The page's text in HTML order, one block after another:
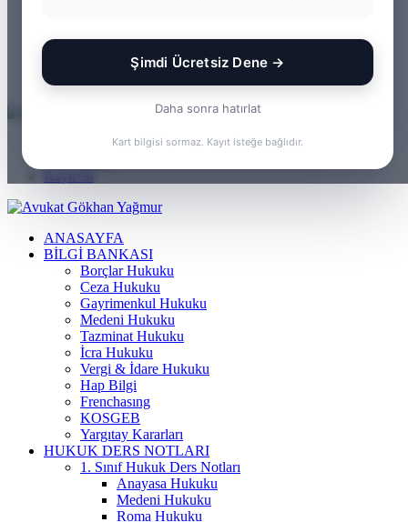
Şimdi Ücretsiz Dene →
Daha sonra hatırlat
Kart bilgisi sormaz. Kayıt isteğe bağlıdır.
Rastgele Makale
ANASAYFA
BILGI BANKASI
Borçlar Hukuku
Ceza Hukuku
Gayrimenkul Hukuku
Medeni Hukuku
Tazminat Hukuku
İcra Hukuku
Vergi & İdare Hukuku
Hap Bilgi
Frenchasıng
KOSGEB
Yargıtay Kararları
HUKUK DERS NOTLARI
1. Sınıf Hukuk Ders Notları
Anayasa Hukuku
Medeni Hukuku
Roma Hukuku